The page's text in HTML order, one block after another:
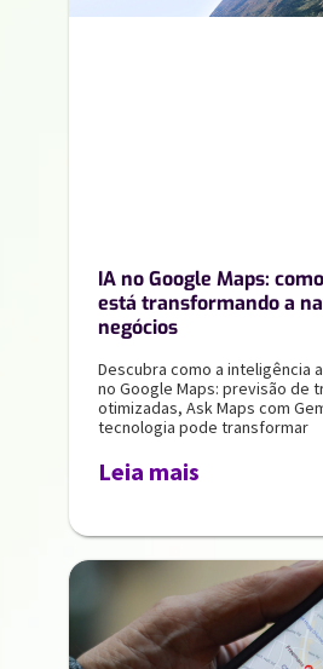
IA no Google Maps:
está transformando a
negócios
Descubra como a inteligência
no Google Maps: previsão de
otimizadas, Ask Maps com
tecnologia pode transformar
Leia mais